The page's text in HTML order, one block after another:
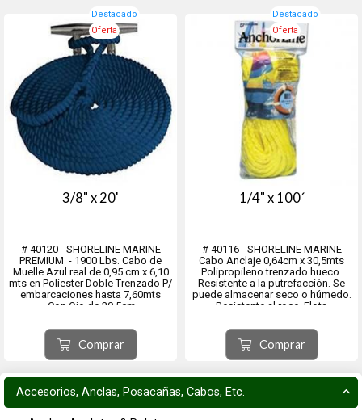
Accesorios, Anclas, Posacañas, Cabos, Etc.
Destacado
Oferta
3/8" x 20'
# 40120 - SHORELINE MARINE
PREMIUM - 1900 Lbs. Cabo de
Muelle Azul real de 0,95 cm x 6,10
mts en Poliester Doble Trenzado P/
embarcaciones hasta 7,60mts
.Con Ojo de 30,5cm
Comprar
Destacado
Oferta
1/4" x 100´
# 40116 - SHORELINE MARINE
Cabo Anclaje 0,64cm x 30,5mts
Polipropileno trenzado hueco
Resistente a la putrefacción. Se
puede almacenar seco o húmedo.
Resistente al roce. Flota
Comprar